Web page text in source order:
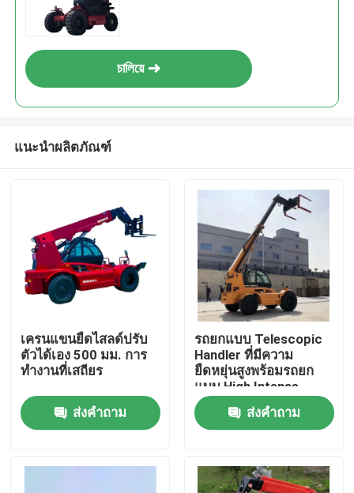
চালিয়ে
แนะนำผลิตภัณฑ์
เครนแขนยืดไสลด์ปรับ
ตัวได้เอง 500 มม. การ
ทำงานที่เสถียร
ส่งคำถาม
รถยกแบบ Telescopic
Handler ที่มีความ
ยืดหยุ่นสูงพร้อมรถยก
แบบ High Intense
ส่งคำถาม